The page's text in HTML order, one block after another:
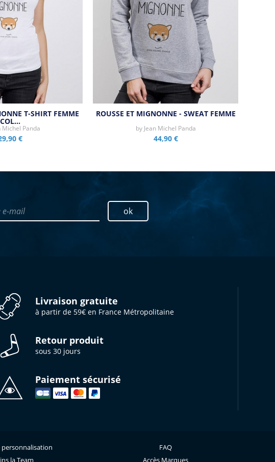
T-SHIRT FEMME
COL…
Michel Panda
€
ROUSSE ET MIGNONNE - SWEAT FEMME
by Jean Michel Panda
44,90 €
e-mail ok
Livraison gratuite
à partir de 59€ en France Métropolitaine
Retour produit
sous 30 jours
Paiement sécurisé
personnalisation
la Team
FAQ
Accès Marques